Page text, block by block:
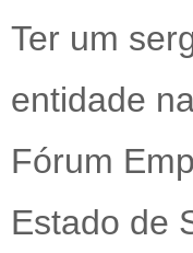
Ter um
entidade
Fórum
Estado de